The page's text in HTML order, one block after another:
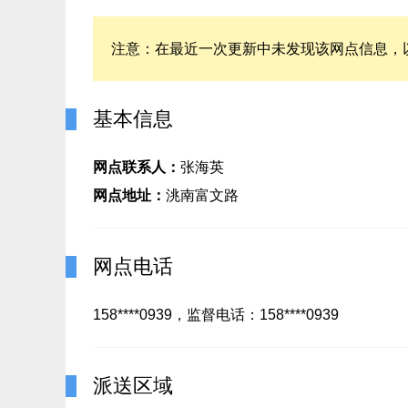
注意：在最近一次更新中未发现该网点信息，
基本信息
网点联系人： 张海英
网点地址： 洮南富文路
网点电话
158****0939，监督电话：158****0939
派送区域